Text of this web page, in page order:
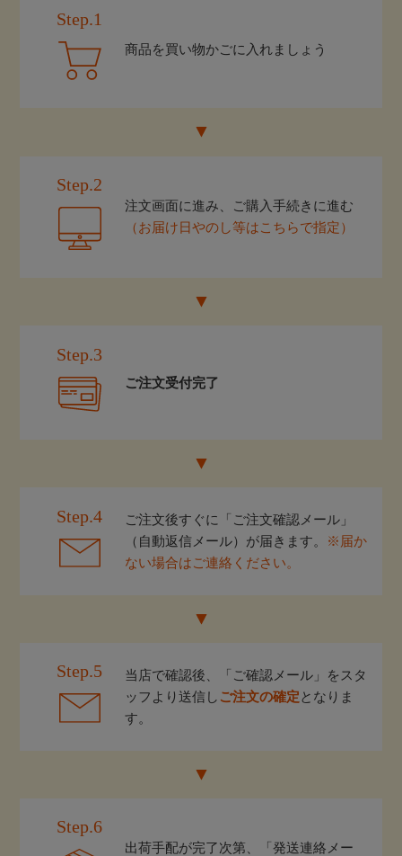
Step.1
商品を買い物かごに入れましょう
Step.2
注文画面に進み、ご購入手続きに進む
（お届け日やのし等はこちらで指定）
Step.3
ご注文受付完了
Step.4
ご注文後すぐに「ご注文確認メール」
（自動返信メール）が届きます。
※届か
ない場合はご連絡ください。
Step.5
当店で確認後、「ご確認メール」をスタ
ッフより送信し ご注文の確定となりま
す。
Step.6
出荷手配が完了次第、「発送連絡メー